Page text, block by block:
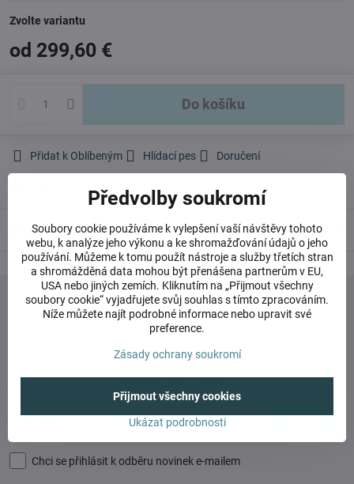
Zvolte variantu
od 299,60 €
Do košíku
Přidat k Oblíbeným Hlídací pes Doručení
Popis
Newsletter
Odebírat naše novinky:
Chci se přihlásit k odběru novinek e-mailem
Předvolby soukromí
Soubory cookie používáme k vylepšení vaší návštěvy tohoto
webu, k analýze jeho výkonu a ke shromažďování údajů o jeho
používání. Můžeme k tomu použít nástroje a služby třetích stran
a shromážděná data mohou být přenášena partnerům v EU,
USA nebo jiných zemích. Kliknutím na „Přijmout všechny
soubory cookie“ vyjadřujete svůj souhlas s tímto zpracováním.
Níže můžete najít podrobné informace nebo upravit své
preference.
Zásady ochrany soukromí
Ukázat podrobnosti
Přijmout všechny cookies